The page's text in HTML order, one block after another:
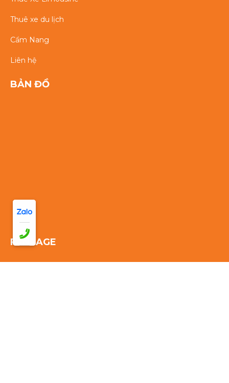
Thuê xe du lịch
Cẩm Nang
Liên hệ
BẢN ĐỒ
FANPAGE